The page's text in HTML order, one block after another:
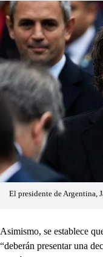
El presidente de Argentina,
Asimismo, se establece
“deberán presentar una